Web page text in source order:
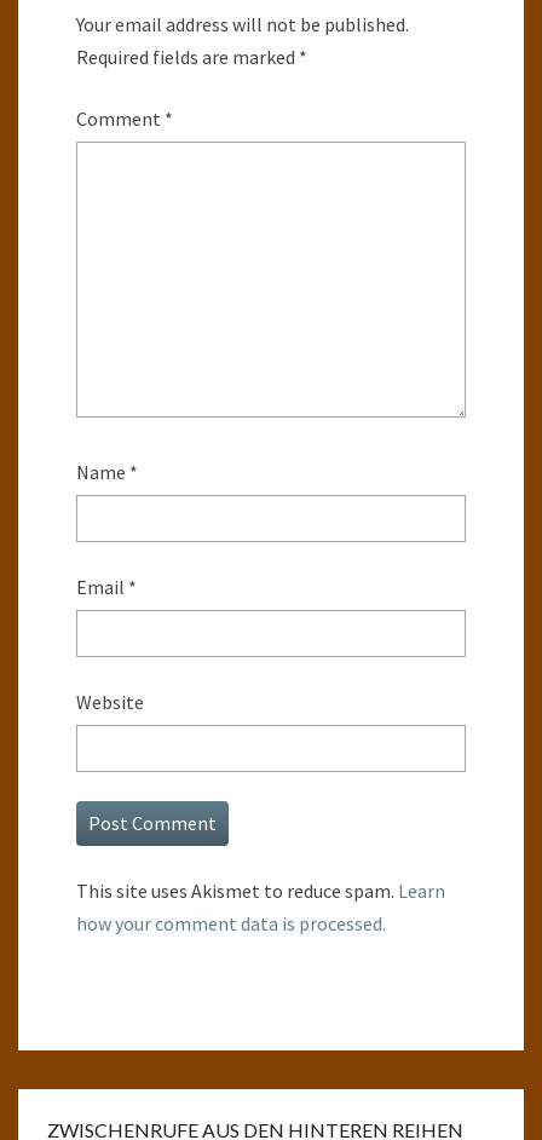
Your email address will not be published.
Required fields are marked *
Comment *
Name *
Email *
Website
This site uses Akismet to reduce spam. Learn
how your comment data is processed.
ZWISCHENRUFE AUS DEN HINTEREN REIHEN